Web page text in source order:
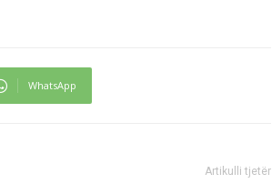
WhatsApp
Artikulli tjetër